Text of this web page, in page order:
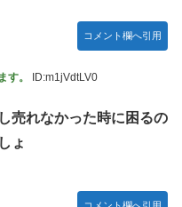
コメント欄へ引用
。 ID:m1jVdtLV0
売れなかった時に困るの
ょ